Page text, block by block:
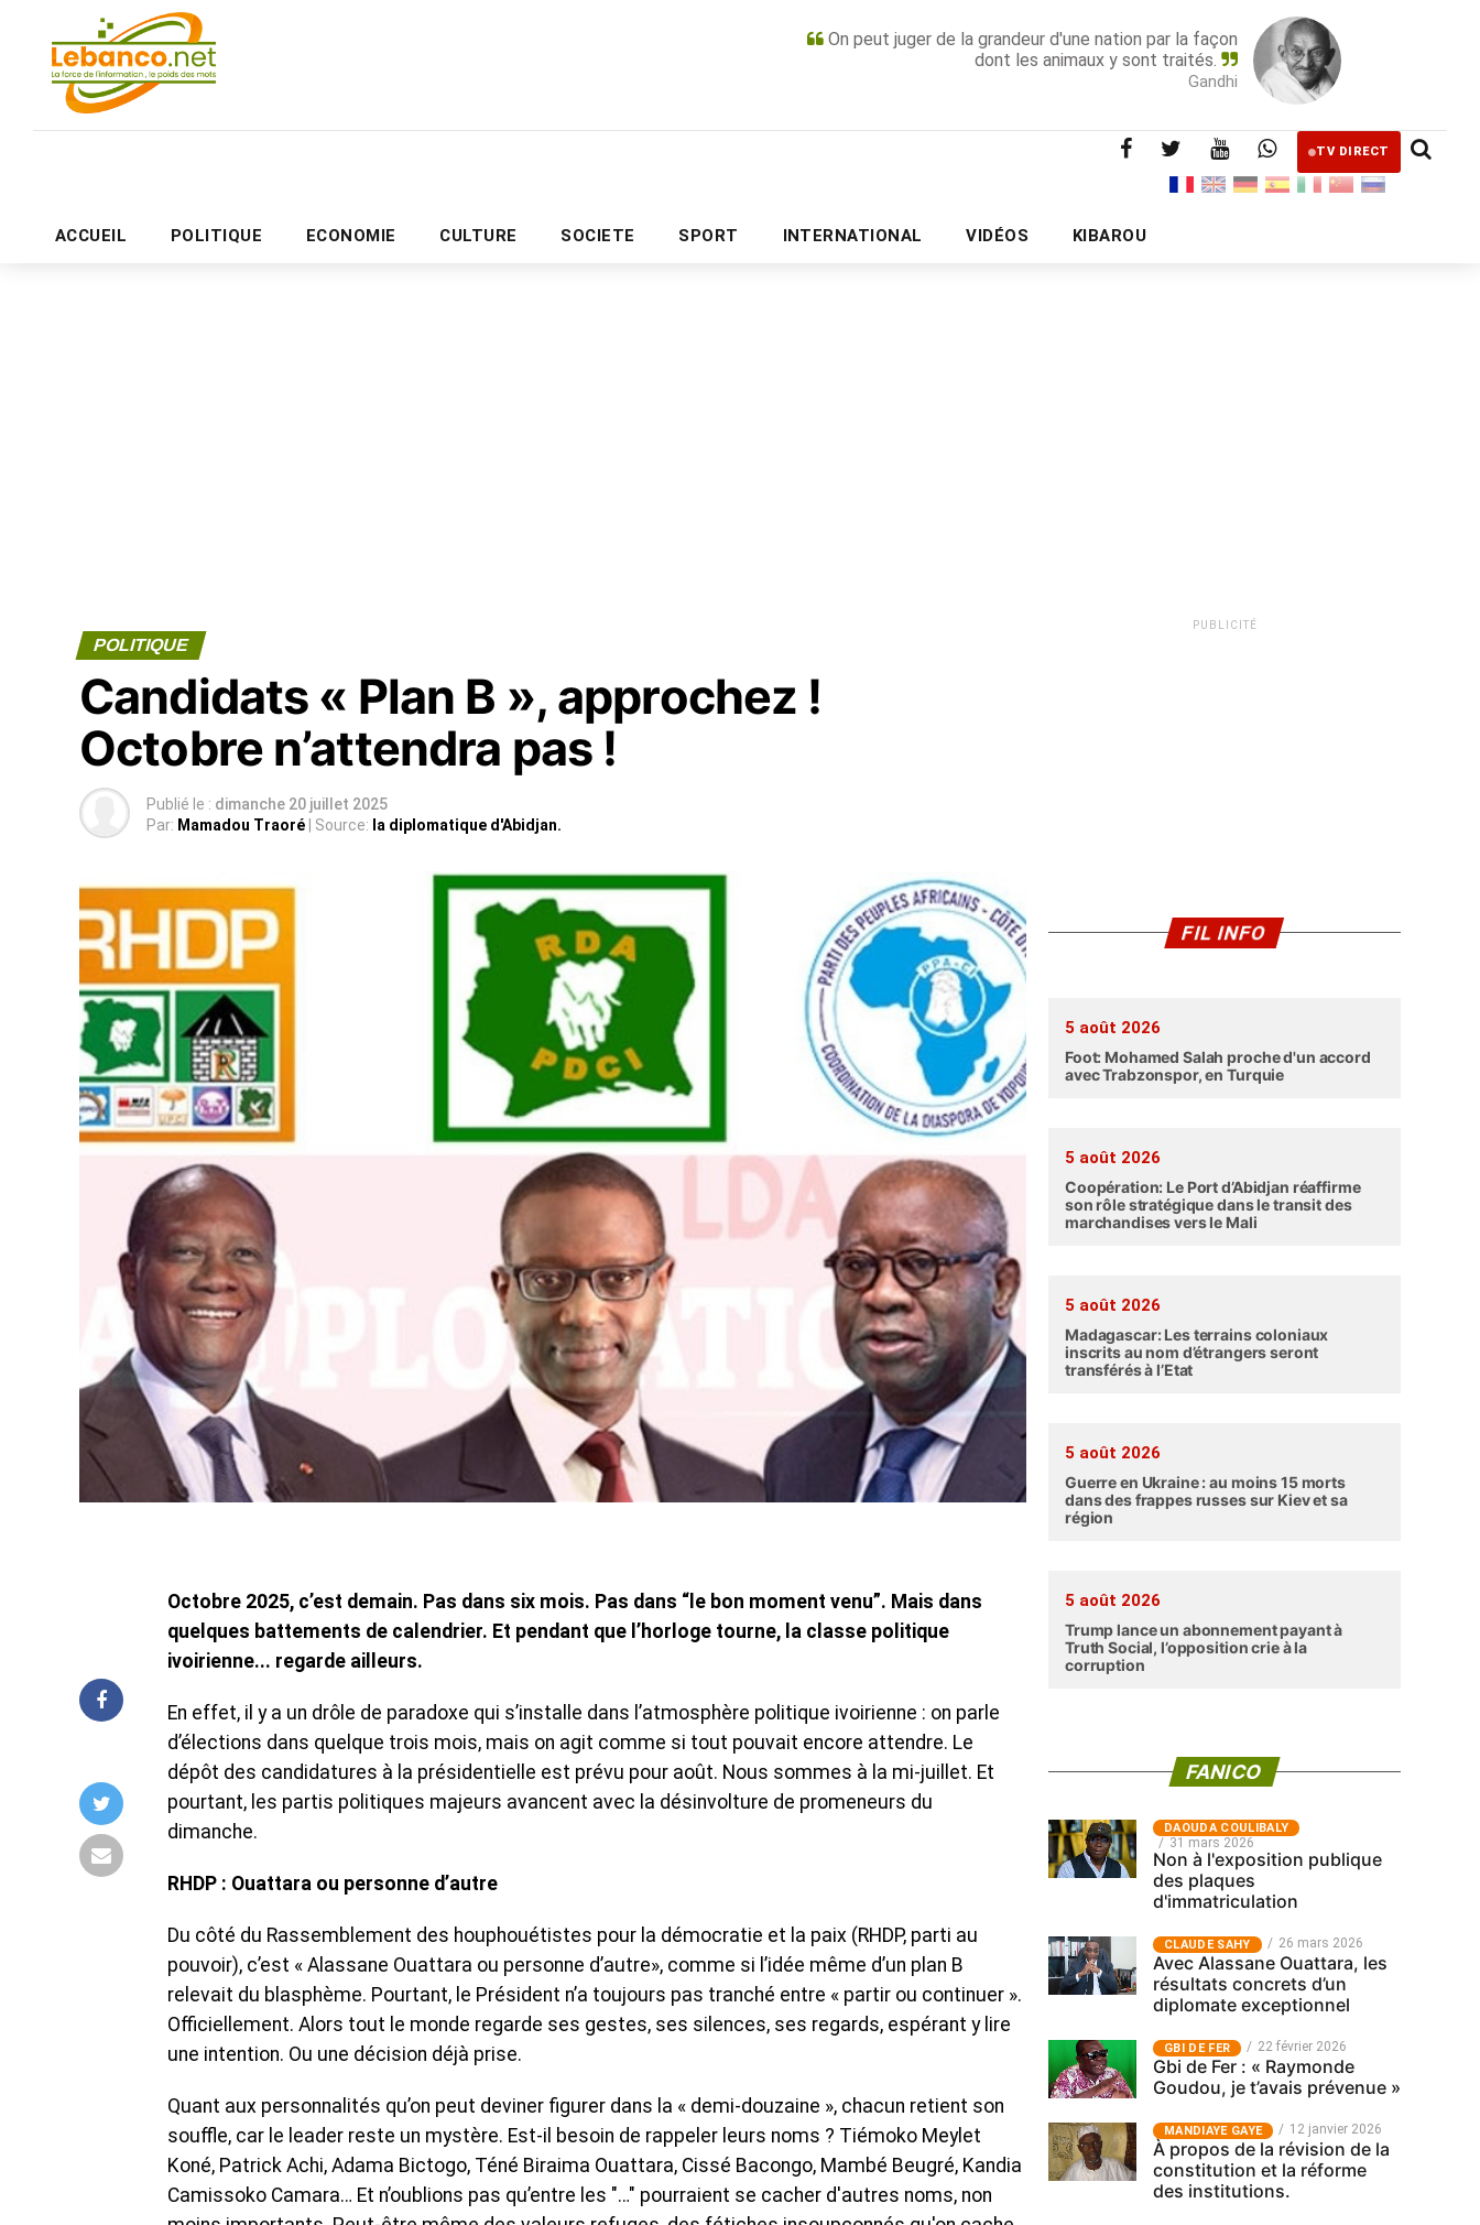
On peut juger de la grandeur d'une nation par la façon
dont les animaux y sont traités.
Gandhi
TV DIRECT
ACCUEIL POLITIQUE ECONOMIE CULTURE SOCIETE SPORT INTERNATIONAL VIDÉOS KIBAROU
PUBLICITÉ
POLITIQUE
Candidats « Plan B », approchez !
Octobre n’attendra pas !
Publié le : dimanche 20 juillet 2025
Par: Mamadou Traoré | Source: la diplomatique d'Abidjan.
Octobre 2025, c’est demain. Pas dans six mois. Pas dans “le bon moment venu”. Mais dans
quelques battements de calendrier. Et pendant que l’horloge tourne, la classe politique
ivoirienne... regarde ailleurs.
En effet, il y a un drôle de paradoxe qui s’installe dans l’atmosphère politique ivoirienne : on parle
d’élections dans quelque trois mois, mais on agit comme si tout pouvait encore attendre. Le
dépôt des candidatures à la présidentielle est prévu pour août. Nous sommes à la mi-juillet. Et
pourtant, les partis politiques majeurs avancent avec la désinvolture de promeneurs du
dimanche.
RHDP : Ouattara ou personne d’autre
Du côté du Rassemblement des houphouétistes pour la démocratie et la paix (RHDP, parti au
pouvoir), c’est « Alassane Ouattara ou personne d’autre», comme si l’idée même d’un plan B
relevait du blasphème. Pourtant, le Président n’a toujours pas tranché entre « partir ou continuer ».
Officiellement. Alors tout le monde regarde ses gestes, ses silences, ses regards, espérant y lire
une intention. Ou une décision déjà prise.
Quant aux personnalités qu’on peut deviner figurer dans la « demi-douzaine », chacun retient son
souffle, car le leader reste un mystère. Est-il besoin de rappeler leurs noms ? Tiémoko Meylet
Koné, Patrick Achi, Adama Bictogo, Téné Biraima Ouattara, Cissé Bacongo, Mambé Beugré, Kandia
Camissoko Camara… Et n’oublions pas qu’entre les "…" pourraient se cacher d'autres noms, non
PUBLICITÉ
FIL INFO
5 août 2026
Foot: Mohamed Salah proche d'un accord
avec Trabzonspor, en Turquie
5 août 2026
Coopération: Le Port d’Abidjan réaffirme
son rôle stratégique dans le transit des
marchandises vers le Mali
5 août 2026
Madagascar: Les terrains coloniaux
inscrits au nom d’étrangers seront
transférés à l’Etat
5 août 2026
Guerre en Ukraine : au moins 15 morts
dans des frappes russes sur Kiev et sa
région
5 août 2026
Trump lance un abonnement payant à
Truth Social, l’opposition crie à la
corruption
FANICO
‎DAOUDA COULIBALY
31 mars 2026
Non à l'exposition publique
des plaques
d'immatriculation
CLAUDE SAHY 26 mars 2026
Avec Alassane Ouattara, les
résultats concrets d’un
diplomate exceptionnel
GBI DE FER 22 février 2026
Gbi de Fer : « Raymonde
Goudou, je t’avais prévenue »
MANDIAYE GAYE 12 janvier 2026
À propos de la révision de la
constitution et la réforme
des institutions.